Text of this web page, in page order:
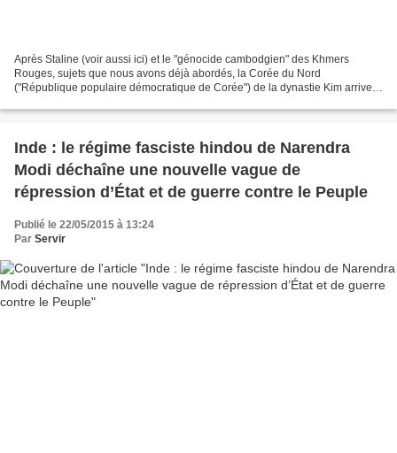
Après Staline (voir aussi ici) et le "génocide cambodgien" des Khmers
Rouges, sujets que nous avons déjà abordés, la Corée du Nord
("République populaire démocratique de Corée") de la dynastie Kim arrive
Inde : le régime fasciste hindou de Narendra
Modi déchaîne une nouvelle vague de
répression d’État et de guerre contre le Peuple
Publié le 22/05/2015 à 13:24
Par Servir